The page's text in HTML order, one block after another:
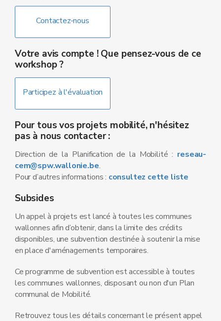
Contactez-nous
Votre avis compte ! Que pensez-vous de ce
workshop ?
Participez à l'évaluation
Pour tous vos projets mobilité, n'hésitez
pas à nous contacter :
Direction de la Planification de la Mobilité : reseau-
cem@spw.wallonie.be.
Pour d’autres informations : consultez cette liste
Subsides
Un appel à projets est lancé à toutes les communes
wallonnes afin d’obtenir, dans la limite des crédits
disponibles, une subvention destinée à soutenir la mise
en place d'aménagements temporaires.
Ce programme de subvention est accessible à toutes
les communes wallonnes, disposant ou non d'un Plan
communal de Mobilité.
Retrouvez tous les détails concernant le présent appel